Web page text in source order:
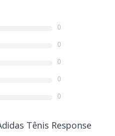
0
0
0
0
0
Tênis Response